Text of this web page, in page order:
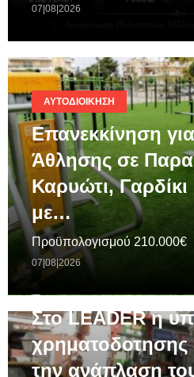
07|08|2026
ΑΥΤΟΔΙΟΊΚΗΣΗ
Επανεκκίνηση
Άθλησης σε
Καρυώτι, Γαρδίκι
με…
Προϋπολογισμού 210.000€
07|08|2026
Στο LEADER η
χρηματοδοτησης
την ανάπλαση